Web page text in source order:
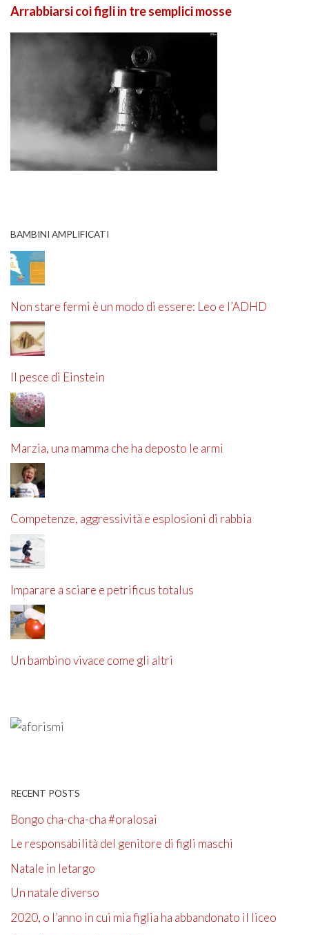
Arrabbiarsi coi figli in tre semplici mosse
BAMBINI AMPLIFICATI
Non stare fermi è un modo di essere: Leo e l’ADHD
Il pesce di Einstein
Marzia, una mamma che ha deposto le armi
Competenze, aggressività e esplosioni di rabbia
Imparare a sciare e petrificus totalus
Un bambino vivace come gli altri
RECENT POSTS
Bongo cha-cha-cha #oralosai
Le responsabilità del genitore di figli maschi
Natale in letargo
Un natale diverso
2020, o l’anno in cui mia figlia ha abbandonato il liceo